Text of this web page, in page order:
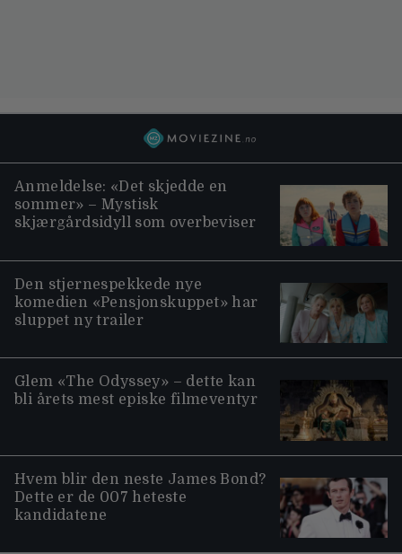
Anmeldelse: «Det skjedde en
sommer» – Mystisk
skjærgårdsidyll som overbeviser
Den stjernespekkede nye
komedien «Pensjonskuppet» har
sluppet ny trailer
Glem «The Odyssey» – dette kan
bli årets mest episke filmeventyr
Hvem blir den neste James Bond?
Dette er de 007 heteste
kandidatene